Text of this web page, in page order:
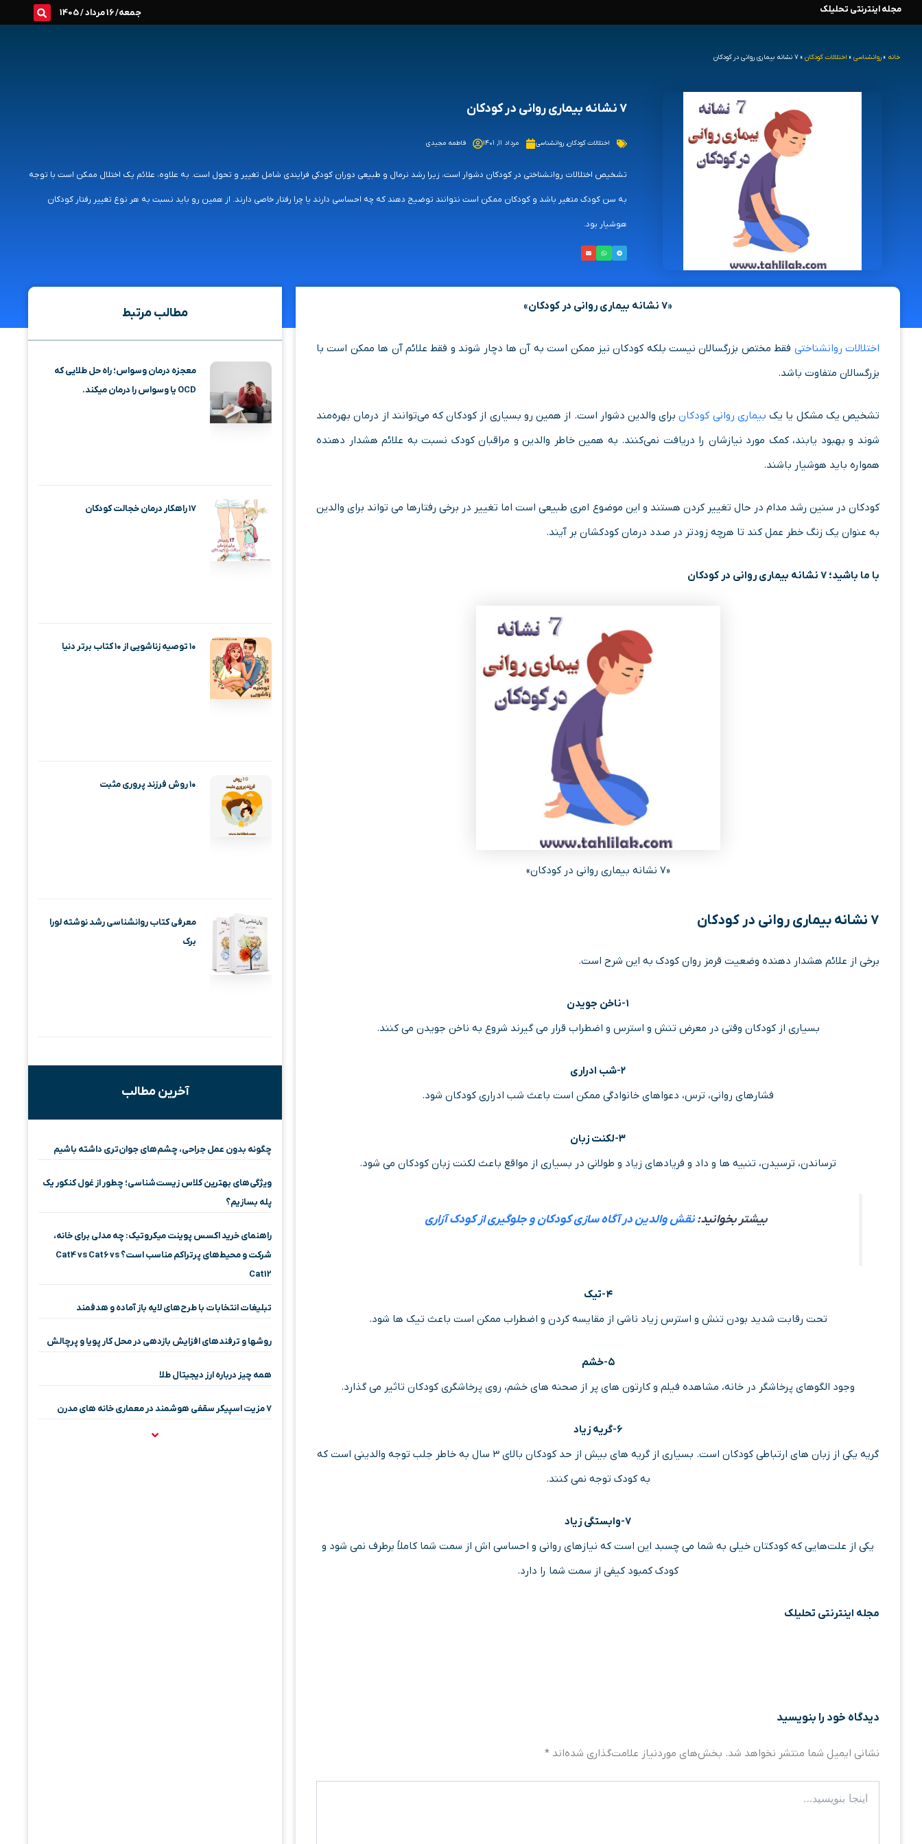
محتوا
مجله اینترنتی تحلیلک جمعه/ 16 مرداد / 1405
خانه » روانشناسی » اختلالات کودکان » ۷ نشانه بیماری روانی در کودکان
۷ نشانه بیماری روانی در کودکان
اختلالات کودکان, روانشناسی مرداد ۱۱, ۱۴۰۱ فاطمه مجیدی
تشخیص اختلالات روانشناختی در کودکان دشوار است، زیرا رشد نرمال و طبیعی دوران کودکی فرایندی شامل تغییر و تحول است. به علاوه، علائم یک اختلال ممکن است با توجه
به سن کودک متغیر باشد و کودکان ممکن است نتوانند توضیح دهند که چه احساسی دارند یا چرا رفتار خاصی دارند. از همین رو باید نسبت به هر نوع تغییر رفتار کودکان
هوشیار بود.
«۷ نشانه بیماری روانی در کودکان»
اختلالات روانشناختی فقط مختص بزرگسالان نیست بلکه کودکان نیز ممکن است به آن ها دچار شوند و فقط علائم آن ها ممکن است با
بزرگسالان متفاوت باشد.
تشخیص یک مشکل یا یک بیماری روانی کودکانبرای والدین دشوار است. از همین رو بسیاری از کودکان که می‌توانند از درمان بهره‌مند
شوند و بهبود یابند، کمک مورد نیازشان را دریافت نمی‌کنند. به همین خاطر والدین و مراقبان کودک نسبت به علائم هشدار دهنده
همواره باید هوشیار باشند.
کودکان در سنین رشد مدام در حال تغییر کردن هستند و این موضوع امری طبیعی است اما تغییر در برخی رفتارها می تواند برای والدین
به عنوان یک زنگ خطر عمل کند تا هرچه زودتر در صدد درمان کودکشان بر آیند.
با ما باشید؛ ۷ نشانه بیماری روانی در کودکان
«۷ نشانه بیماری روانی در کودکان»
۷ نشانه بیماری روانی در کودکان
برخی از علائم هشدار دهنده وضعیت قرمز روان کودک به این شرح است.
۱-ناخن جویدن
بسیاری از کودکان وقتی در معرض تنش و استرس و اضطراب قرار می گیرند شروع به ناخن جویدن می کنند.
۲-شب ادراری
فشارهای روانی، ترس، دعواهای خانوادگی ممکن است باعث شب ادراری کودکان شود.
۳-لکنت زبان
ترساندن، ترسیدن، تنبیه ها و داد و فریادهای زیاد و طولانی در بسیاری از مواقع باعث لکنت زبان کودکان می شود.
بیشتر بخوانید:نقش والدین در آگاه سازی کودکان و جلوگیری از کودک آزاری
۴-تیک
تحت رقابت شدید بودن تنش و استرس زیاد ناشی از مقایسه کردن و اضطراب ممکن است باعث تیک ها شود.
۵-خشم
وجود الگوهای پرخاشگر در خانه، مشاهده فیلم و کارتون های پر از صحنه های خشم، روی پرخاشگری کودکان تاثیر می گذارد.
۶-گریه زیاد
گریه یکی از زبان های ارتباطی کودکان است. بسیاری از گریه های بیش از حد کودکان بالای ۳ سال به خاطر جلب توجه والدینی است که
به کودک توجه نمی کنند.
۷-وابستگی زیاد
یکی از علت‌هایی که کودکتان خیلی به شما می چسبد این است که نیازهای روانی و احساسی اش از سمت شما کاملاً برطرف نمی شود و
کودک کمبود کیفی از سمت شما را دارد.
مجله اینترنتی تحلیلک
دیدگاه‌ خود را بنویسید
نشانی ایمیل شما منتشر نخواهد شد. بخش‌های موردنیاز علامت‌گذاری شده‌اند *
بنویسید…
مطالب مرتبط
معجزه درمان وسواس؛ راه حل طلایی که
OCD یا وسواس را درمان میکند.
۱۷ راهکار درمان خجالت کودکان
۱۰ توصیه زناشویی از ۱۰ کتاب برتر دنیا
۱۰ روش فرزند پروری مثبت
معرفی کتاب روانشناسی رشد نوشته لورا
برک
آخرین مطالب
چگونه بدون عمل جراحی، چشم‌های جوان‌تری داشته باشیم
ویژگی‌های بهترین کلاس زیست‌شناسی؛ چطور از غول کنکور یک
پله بسازیم؟
راهنمای خرید اکسس پوینت میکروتیک: چه مدلی برای خانه،
شرکت و محیط‌های پرتراکم مناسب است؟ Cat4 vs Cat6 vs
Cat12
تبلیغات انتخابات با طرح‌های لایه باز آماده و هدفمند
روشها و ترفندهای افزایش بازدهی در محل کار پویا و پرچالش
همه چیز درباره ارز دیجیتال طلا
۷ مزیت اسپیکر سقفی هوشمند در معماری خانه‌ های مدرن